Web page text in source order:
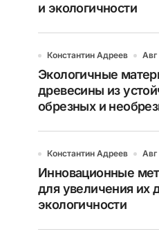
и экологичности
Константин Адреев Авг
Экологичные
древесины из
обрезных и
Константин Адреев
Инновационные
для увеличения их
экологичности